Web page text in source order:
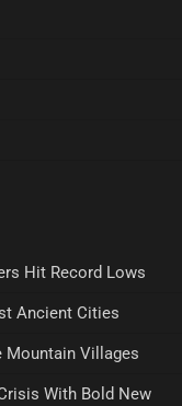
Hit Record Lows
Ancient Cities
Mountain Villages
With Bold New